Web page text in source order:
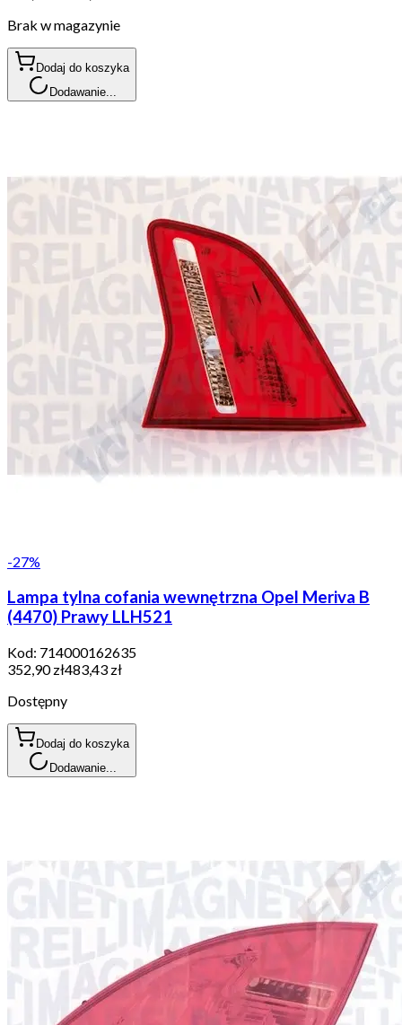
Brak w magazynie
Dodaj do koszyka
Dodawanie...
-27%
Lampa tylna cofania wewnętrzna Opel Meriva B
(4470) Prawy LLH521
Kod: 714000162635
352,90 zł483,43 zł
Dostępny
Dodaj do koszyka
Dodawanie...